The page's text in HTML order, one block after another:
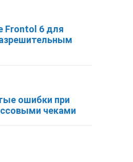
Frontol 6 для
ошибки при
чеками